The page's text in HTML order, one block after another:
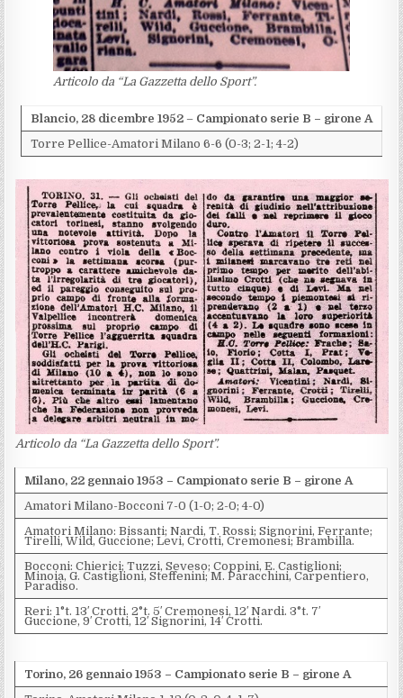
Articolo da “La Gazzetta dello Sport”.
Blancio, 28 dicembre 1952 – Campionato serie B – girone A
Torre Pellice-Amatori Milano 6-6 (0-3; 2-1; 4-2)
Articolo da “La Gazzetta dello Sport”.
Milano, 22 gennaio 1953 – Campionato serie B – girone A
Amatori Milano-Bocconi 7-0 (1-0; 2-0; 4-0)
Amatori Milano: Bissanti; Nardi, T. Rossi; Signorini, Ferrante;
Tirelli, Wild, Guccione; Levi, Crotti, Cremonesi; Brambilla.
Bocconi: Chierici; Tuzzi, Seveso; Coppini, E. Castiglioni;
Minoia, G. Castiglioni, Steffenini; M. Paracchini, Carpentiero,
Paradiso.
Reri: 1°t. 13′ Crotti. 2°t. 5′ Cremonesi, 12′ Nardi. 3°t. 7′
Guccione, 9′ Crotti, 12′ Signorini, 14′ Crotti.
Torino, 26 gennaio 1953 – Campionato serie B – girone A